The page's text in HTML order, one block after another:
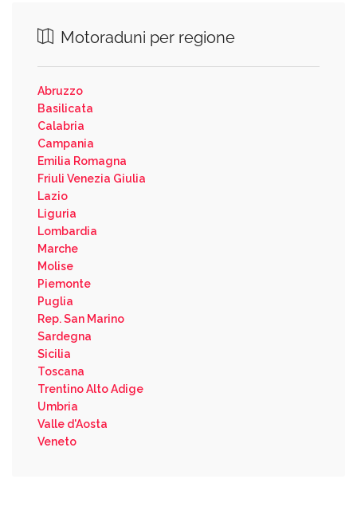
Motoraduni per regione
Abruzzo
Basilicata
Calabria
Campania
Emilia Romagna
Friuli Venezia Giulia
Lazio
Liguria
Lombardia
Marche
Molise
Piemonte
Puglia
Rep. San Marino
Sardegna
Sicilia
Toscana
Trentino Alto Adige
Umbria
Valle d'Aosta
Veneto